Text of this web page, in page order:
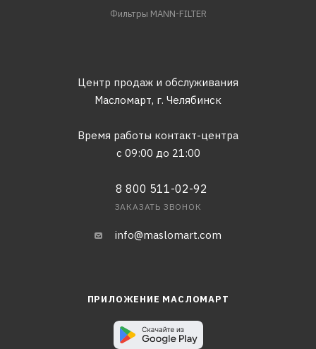
Фильтры MANN-FILTER
Центр продаж и обслуживания
Масломарт, г. Челябинск
Время работы контакт-центра
с 09:00 до 21:00
8 800 511-02-92
ЗАКАЗАТЬ ЗВОНОК
info@maslomart.com
ПРИЛОЖЕНИЕ МАСЛОМАРТ